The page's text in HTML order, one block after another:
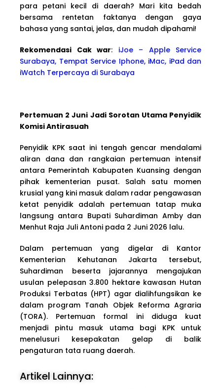
para petani kecil di daerah? Mari kita bedah
bersama rentetan faktanya dengan gaya
bahasa yang santai, jelas, dan mudah dipahami!
Rekomendasi Cak war: iJoe – Apple Service
Surabaya, Tempat Service Iphone, iMac, iPad dan
iWatch Terpercaya di Surabaya
Pertemuan 2 Juni Jadi Sorotan Utama Penyidik
Komisi Antirasuah
Penyidik KPK saat ini tengah gencar mendalami
aliran dana dan rangkaian pertemuan intensif
antara Pemerintah Kabupaten Kuansing dengan
pihak kementerian pusat. Salah satu momen
krusial yang kini masuk dalam radar pengawasan
ketat penyidik adalah pertemuan tatap muka
langsung antara Bupati Suhardiman Amby dan
Menhut Raja Juli Antoni pada 2 Juni 2026 lalu.
Dalam pertemuan yang digelar di Kantor
Kementerian Kehutanan Jakarta tersebut,
Suhardiman beserta jajarannya mengajukan
usulan pelepasan 3.800 hektare kawasan Hutan
Produksi Terbatas (HPT) agar dialihfungsikan ke
dalam program Tanah Objek Reforma Agraria
(TORA). Pertemuan formal ini diduga kuat
menjadi pintu masuk utama bagi KPK untuk
menelusuri kesepakatan gelap di balik
pengaturan tata ruang daerah.
Artikel Lainnya: